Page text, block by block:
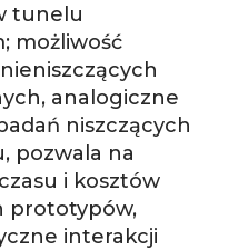
tunelu
możliwość
analogiczne
niszczących
pozwala na
i kosztów
prototypów,
interakcji